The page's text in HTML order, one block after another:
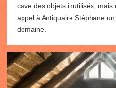
cave des objets inutilisés, mais
appel à Antiquaire Stéphane
domaine.